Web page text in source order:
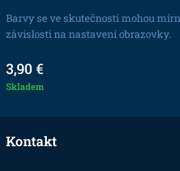
Barvy se ve skutečnosti mohou
závislosti na nastavení obrazovky.
3,90 €
Skladem
Kontakt